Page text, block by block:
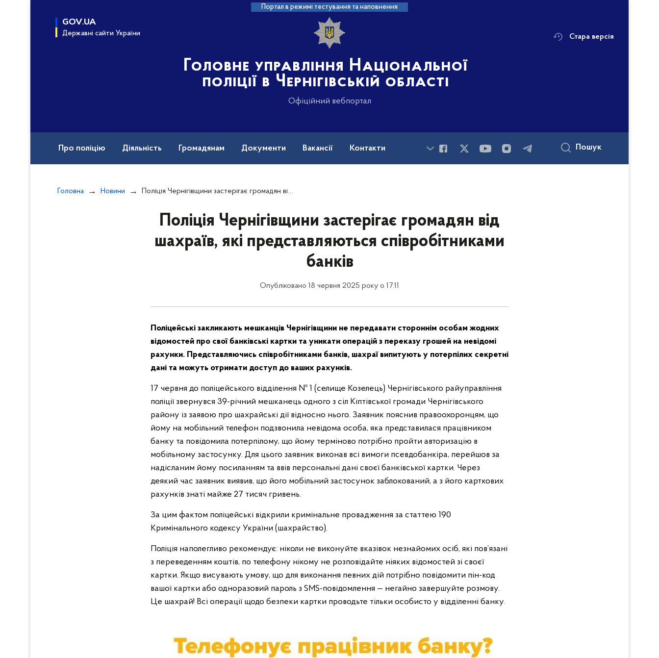
Портал в режимі тестування та наповнення
GOV.UA
Державні сайти України
Головне управління Національної
поліції в Чернігівській області
Офіційний вебпортал
Стара версія
Про поліцію Діяльність Громадянам Документи Вакансії Контакти Пошук
Головна Новини Поліція Чернігівщини застерігає громадян від шахраїв, які представляються співробітниками банків
Поліція Чернігівщини застерігає громадян від
шахраїв, які представляються співробітниками
банків
Опубліковано 18 червня 2025 року о 17:11
Поліцейські закликають мешканців Чернігівщини не передавати стороннім особам жодних
відомостей про свої банківські картки та уникати операцій з переказу грошей на невідомі
рахунки. Представляючись співробітниками банків, шахраї випитують у потерпілих секретні
дані та можуть отримати доступ до ваших рахунків.
17 червня до поліцейського відділення № 1 (селище Козелець) Чернігівського райуправління
поліції звернувся 39-річний мешканець одного з сіл Кіптівської громади Чернігівського
району із заявою про шахрайські дії відносно нього. Заявник пояснив правоохоронцям, що
йому на мобільний телефон подзвонила невідома особа, яка представилася працівником
банку та повідомила потерпілому, що йому терміново потрібно пройти авторизацію в
мобільному застосунку. Для цього заявник виконав всі вимоги псевдобанкіра, перейшов за
надісланим йому посиланням та ввів персональні дані своєї банківської картки. Через
деякий час заявник виявив, що його мобільний застосунок заблокований, а з його карткових
рахунків знаті майже 27 тисяч гривень.
За цим фактом поліцейські відкрили кримінальне провадження за статтею 190
Кримінального кодексу України (шахрайство).
Поліція наполегливо рекомендує: ніколи не виконуйте вказівок незнайомих осіб, які пов’язані
з переведенням коштів, по телефону нікому не розповідайте ніяких відомостей зі своєї
картки. Якщо висувають умову, що для виконання певних дій потрібно повідомити пін-код
вашої картки або одноразовий пароль з SMS-повідомлення — негайно завершуйте розмову.
Це шахрай! Всі операції щодо безпеки картки проводьте тільки особисто у відділенні банку.